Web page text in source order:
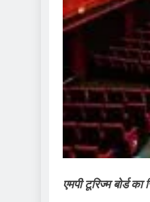
एमपी टूरिज्म बोर्ड